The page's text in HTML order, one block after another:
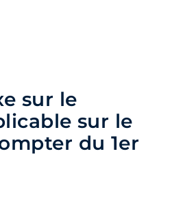
sur le
sur le
du 1er